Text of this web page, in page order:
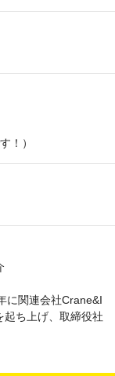
！）
に関連会社Crane&I
ち上げ、取締役社